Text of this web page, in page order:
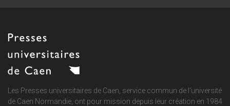
Les Presses universitaires de Caen, service commun de l'université
de Caen Normandie , ont pour mission depuis leur création en 1984